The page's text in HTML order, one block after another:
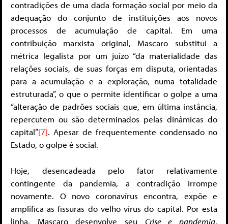
contradições de uma dada formação social por meio da
adequação do conjunto de instituições aos novos
processos de acumulação de capital. Em uma
contribuição marxista original, Mascaro substitui a
métrica legalista por um juízo “da materialidade das
relações sociais, de suas forças em disputa, orientadas
para a acumulação e a exploração, numa totalidade
estruturada”, o que o permite identificar o golpe a uma
“alteração de padrões sociais que, em última instância,
repercutem ou são determinados pelas dinâmicas do
capital”[7]. Apesar de frequentemente condensado no
Estado, o golpe é social.
Hoje, desencadeada pelo fator relativamente
contingente da pandemia, a contradição irrompe
novamente. O novo coronavírus encontra, expõe e
amplifica as fissuras do velho vírus do capital. Por esta
linha, Mascaro desenvolve seu Crise e pandemia,